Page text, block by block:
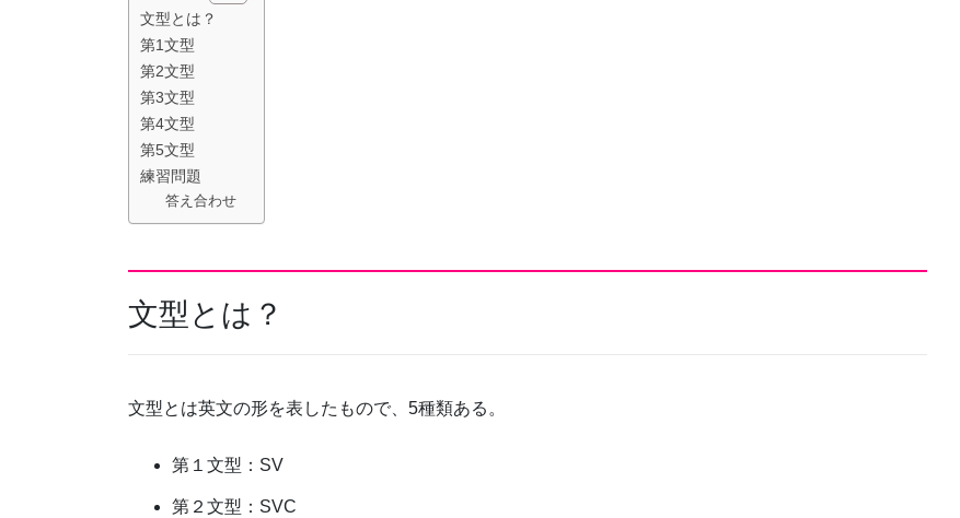
文型とは？
第1文型
第2文型
第3文型
第4文型
第5文型
練習問題
答え合わせ
文型とは？
文型とは英文の形を表したもので、5種類ある。
第１文型：SV
第２文型：SVC